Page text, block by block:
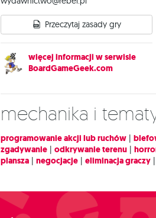
Przeczytaj zasady gry
więcej informacji w serwisie
BoardGameGeek.com
Mechanika i
programowanie akcji lub ruchów |
zgadywanie | odkrywanie terenu |
plansza | negocjacje | eliminacja graczy |